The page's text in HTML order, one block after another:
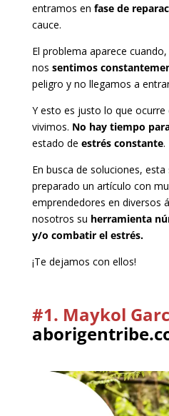
entramos en fase de
cauce.
El problema aparece
nos sentimos
peligro y no llegamos a
Y esto es justo lo que ocurre
vivimos. No hay tiempo
estado de estrés constante.
En busca de soluciones,
preparado un artículo con
emprendedores en diversos
nosotros su herramienta
y/o combatir el estrés.
¡Te dejamos con ellos!
#1. Maykol